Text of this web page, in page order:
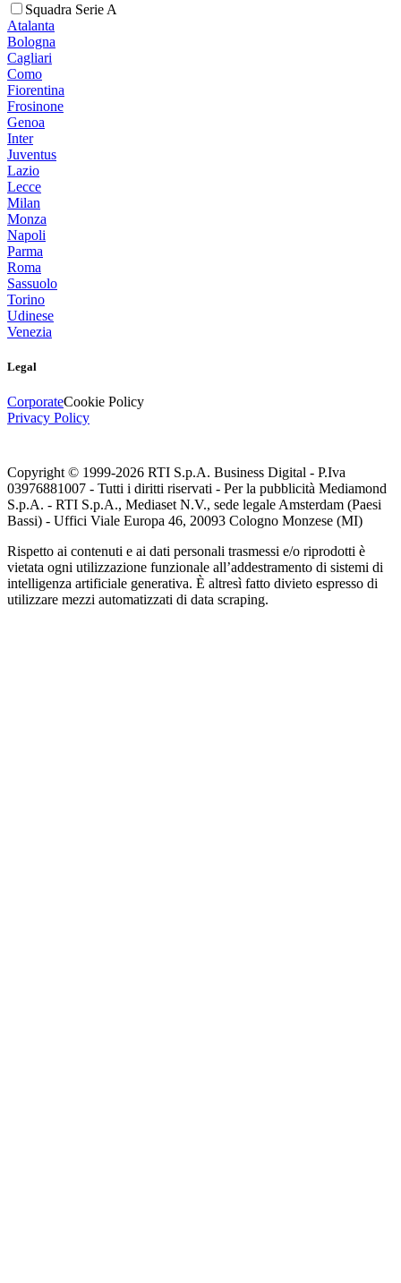
Squadra Serie A
Atalanta
Bologna
Cagliari
Como
Fiorentina
Frosinone
Genoa
Inter
Juventus
Lazio
Lecce
Milan
Monza
Napoli
Parma
Roma
Sassuolo
Torino
Udinese
Venezia
Legal
CorporateCookie Policy
Privacy Policy
Copyright © 1999-2026 RTI S.p.A. Business Digital - P.Iva
03976881007 - Tutti i diritti riservati - Per la pubblicità Mediamond
S.p.A. - RTI S.p.A., Mediaset N.V., sede legale Amsterdam (Paesi
Bassi) - Uffici Viale Europa 46, 20093 Cologno Monzese (MI)
Rispetto ai contenuti e ai dati personali trasmessi e/o riprodotti è
vietata ogni utilizzazione funzionale all’addestramento di sistemi di
intelligenza artificiale generativa. È altresì fatto divieto espresso di
utilizzare mezzi automatizzati di data scraping.